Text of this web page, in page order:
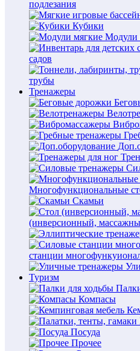
подлезания
Кубики
Модули
садов
трубы
Тренажеры
Многофункциональные
Скамьи
(инверсионный,
станции
Туризм
Компасы
Посуда
Прочее